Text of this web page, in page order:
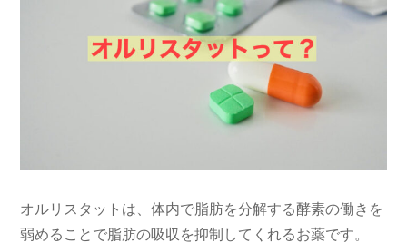
オルリスタットは、体内で脂肪を分解する酵素の働きを
弱めることで脂肪の吸収を抑制してくれるお薬です。